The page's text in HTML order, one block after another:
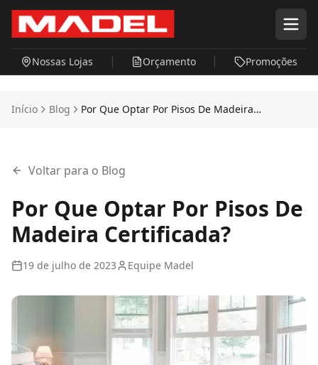
Pular para o conteúdo principal
Nossas Lojas Orçamento Promoções
Início Blog
Por Que Optar Por Pisos De Madeira
Voltar para o Blog
Por Que Optar Por Pisos De
Madeira Certificada?
19 de julho de 2023 Equipe Madel